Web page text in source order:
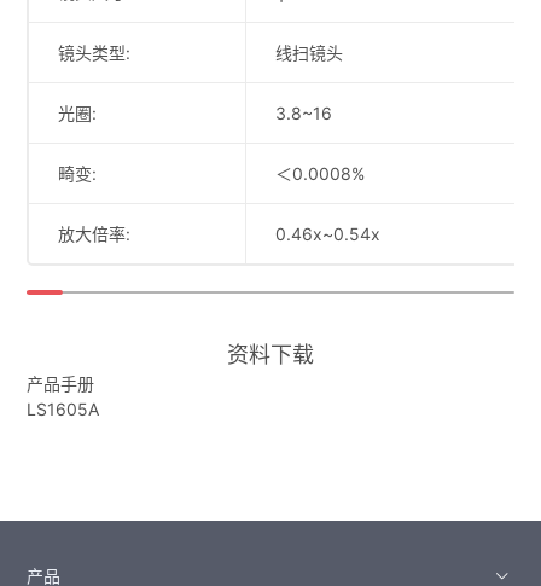
镜头类型: 线扫镜头
光圈: 3.8~16
畸变: ＜0.0008%
放大倍率: 0.46x~0.54x
资料下载
产品手册
LS1605A
产品